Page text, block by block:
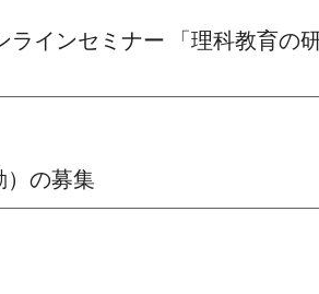
インセミナー 「理科教育の
）の募集